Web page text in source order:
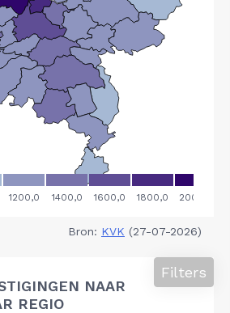
Bron: KVK (27-07-2026)
NAAR
REGIO
Filters